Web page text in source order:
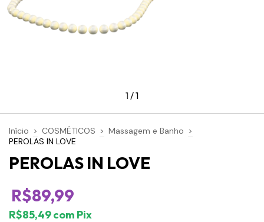
1/1
Início > COSMÉTICOS > Massagem e Banho >
PEROLAS IN LOVE
PEROLAS IN LOVE
R$89,99
R$85,49com Pix